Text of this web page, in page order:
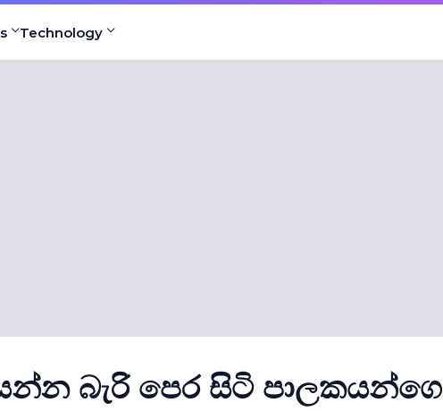
Technology
බැරි පෙර සිටි පාලකයන්ගෙ